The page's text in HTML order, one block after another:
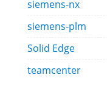
siemens-nx
siemens-plm
Solid Edge
teamcenter